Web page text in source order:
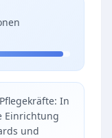
In
Einrichtung
und